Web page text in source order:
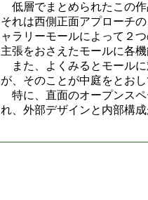
低層でまとめられたこの作
それは西側正面アプローチ
ャラリーモールによって２
主張をおさえたモールに各
また、よくみるとモールに
が、そのことが中庭をとお
特に、直面のオープンスペ
れ、外部デザインと内部構